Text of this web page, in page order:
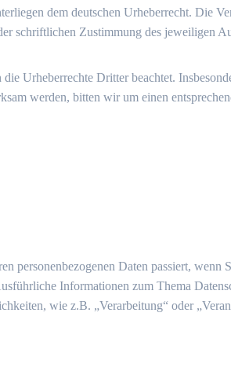
dem deutschen Urheberrecht. Die
schriftlichen Zustimmung des jeweiligen
Urheberrechte Dritter beachtet.
werden, bitten wir um einen
Daten passiert, wenn
Informationen zum Thema
wie z.B. „Verarbeitung“ oder